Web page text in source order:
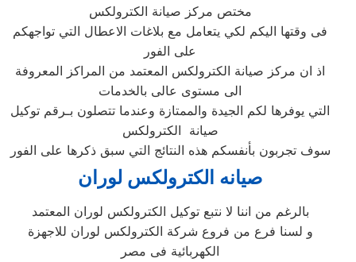
مختص مركز صيانة الكترولكس
فى وقتها اليكم لكي يتعامل مع بلاغات الاعطال التي تواجهكم
على الفور
اذ ان مركز صيانة الكترولكس المعتمد من المراكز المعروفة
الى مستوى عالى بالخدمات
التي يوفرها لكم الجيدة والممتازة وعندما تتصلون بـرقم توكيل
صيانة الكترولكس
سوف تجربون بأنفسكم هذه النتائج التي سبق ذكرها على الفور
صيانه الكترولكس لوران
بالرغم من اننا لا نتبع توكيل الكترولكس لوران المعتمد
و لسنا فرع من فروع شركة الكترولكس لوران للاجهزة
الكهربائية فى مصر